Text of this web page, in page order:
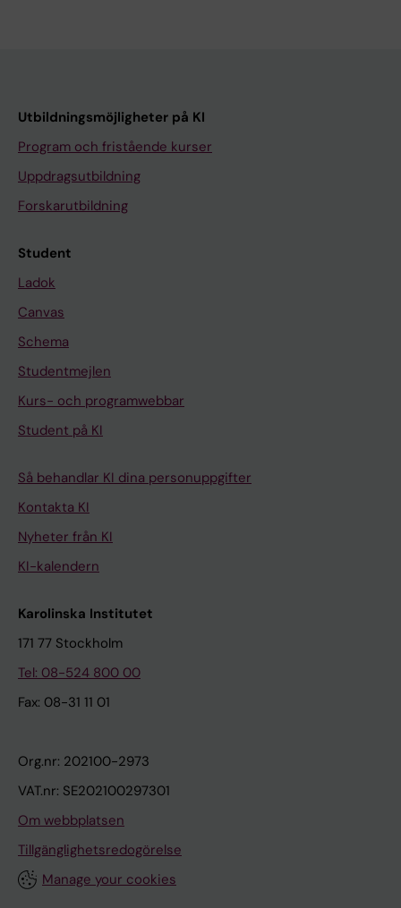
Utbildningsmöjligheter på KI
Program och fristående kurser
Uppdragsutbildning
Forskarutbildning
Student
Ladok
Canvas
Schema
Studentmejlen
Kurs- och programwebbar
Student på KI
Så behandlar KI dina personuppgifter
Kontakta KI
Nyheter från KI
KI-kalendern
Karolinska Institutet
171 77 Stockholm
Tel: 08-524 800 00
Fax: 08-31 11 01
Org.nr: 202100-2973
VAT.nr: SE202100297301
Om webbplatsen
Tillgänglighetsredogörelse
Manage your cookies